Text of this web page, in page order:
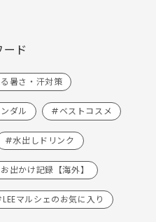
ド
暑さ・汗対策
ダル #ベストコスメ
#水出しドリンク
出かけ記録【海外】
マルシェのお気に入り